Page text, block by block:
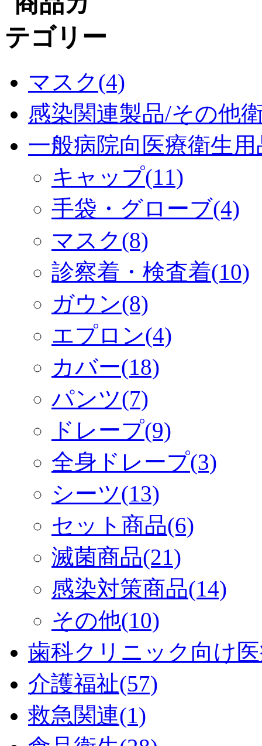
マスク(4)
感染関連製品/その他
一般病院向医療衛生用
キャップ(11)
手袋・グローブ(4)
マスク(8)
診察着・検査着(10)
ガウン(8)
エプロン(4)
カバー(18)
パンツ(7)
ドレープ(9)
全身ドレープ(3)
シーツ(13)
セット商品(6)
滅菌商品(21)
感染対策商品(14)
その他(10)
歯科クリニック向け
介護福祉(57)
救急関連(1)